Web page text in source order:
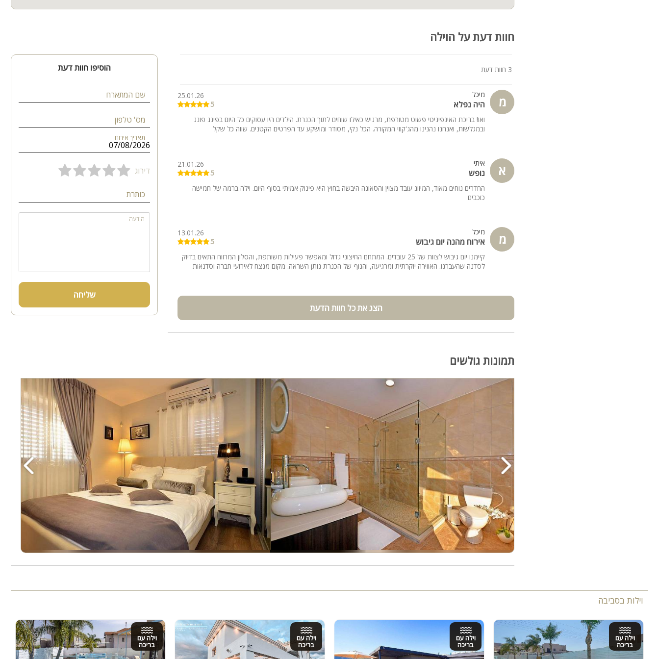
חוות דעת על הוילה
3 חוות דעת
מ מיכל
היה נפלא
25.01.26
5
ואו! בריכת האינפיניטי פשוט מטורפת, מרגיש כאילו שוחים לתוך הכנרת. הילדים היו עסוקים כל היום בפינג פונג
ובמגלשות, ואנחנו נהנינו מהג'קוזי המקורה. הכל נקי, מסודר ומושקע עד הפרטים הקטנים. שווה כל שקל
א איתי
נופש
21.01.26
5
החדרים נוחים מאוד, המיזוג עובד מצוין והסאונה היבשה בחוץ היא פינוק אמיתי בסוף היום. וילה ברמה של חמישה
כוכבים
מ מיכל
אירוח מהנה יום גיבוש
13.01.26
5
קיימנו יום גיבוש לצוות של 25 עובדים. המתחם החיצוני גדול ומאפשר פעילות משותפת, והסלון המרווח התאים בדיוק
לסדנה שהעברנו. האווירה יוקרתית ומרגיעה, והנוף של הכנרת נותן השראה. מקום מנצח לאירועי חברה וסדנאות
הצג את כל חוות הדעת
הוסיפו חוות דעת
שם המתארח
מס' טלפון
תאריך אירוח
דירוג
כותרת
הודעה
שליחה
תמונות גולשים
‹
וילות בסביבה
וילה עם
בריכה
וילה עם
בריכה
וילה עם
בריכה
וילה עם
בריכה